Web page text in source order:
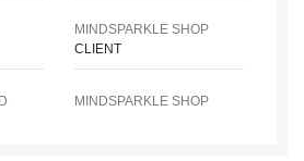
MINDSPARKLE SHOP
CLIENT
MINDSPARKLE SHOP